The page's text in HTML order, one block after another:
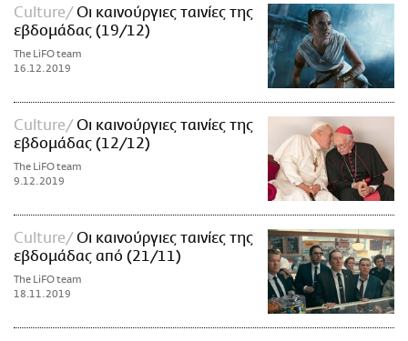
Culture
Οι καινούργιες ταινίες της
εβδομάδας (19/12)
The LiFO team
16.12.2019
Culture
Οι καινούργιες ταινίες της
εβδομάδας (12/12)
The LiFO team
9.12.2019
Culture
Οι καινούργιες ταινίες της
εβδομάδας από (21/11)
The LiFO team
18.11.2019